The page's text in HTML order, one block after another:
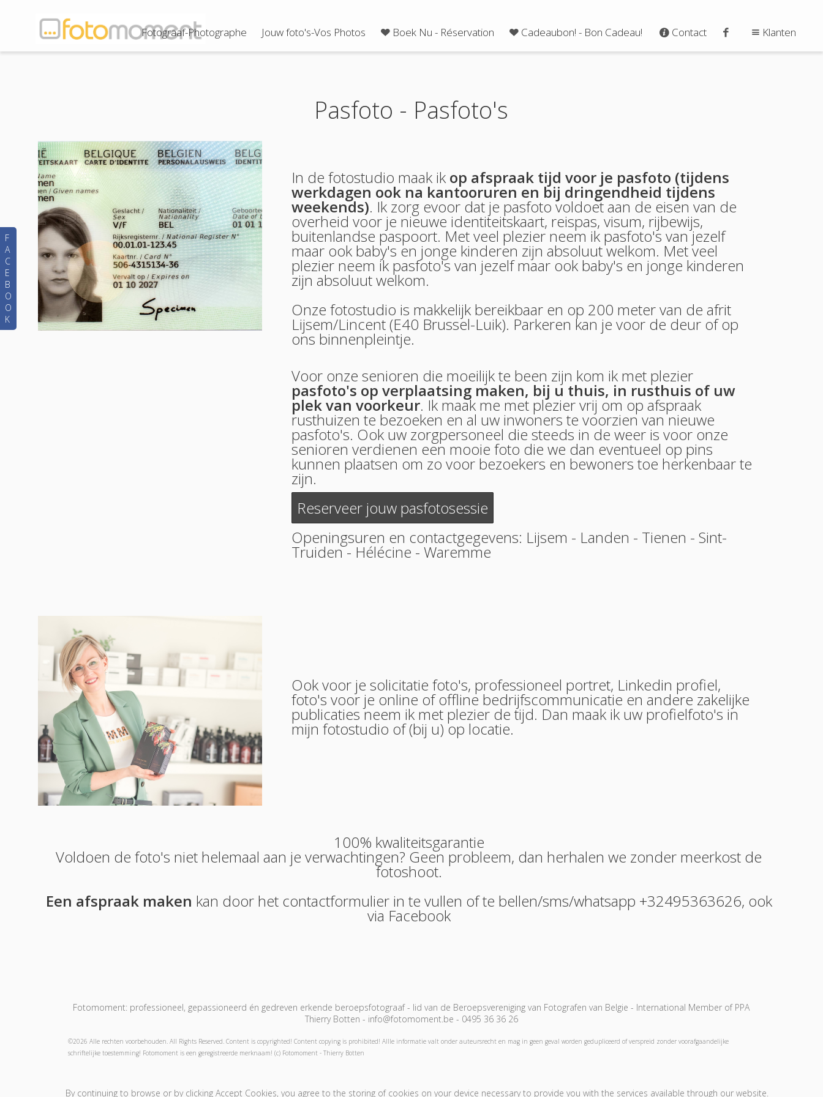
F
A
C
E
B
O
O
K
Fotograaf-Photographe Jouw foto's-Vos Photos Boek Nu - Réservation Cadeaubon! - Bon Cadeau! Contact Klanten
Pasfoto - Pasfoto's
In de fotostudio maak ik op afspraak tijd voor je pasfoto (tijdens
werkdagen ook na kantooruren en bij dringendheid tijdens
weekends). Ik zorg evoor dat je pasfoto voldoet aan de eisen van de
overheid voor je nieuwe identiteitskaart, reispas, visum, rijbewijs,
buitenlandse paspoort. Met veel plezier neem ik pasfoto's van jezelf
maar ook baby's en jonge kinderen zijn absoluut welkom. Met veel
plezier neem ik pasfoto's van jezelf maar ook baby's en jonge kinderen
zijn absoluut welkom.
Onze fotostudio is makkelijk bereikbaar en op 200 meter van de afrit
Lijsem/Lincent (E40 Brussel-Luik). Parkeren kan je voor de deur of op
ons binnenpleintje.
Voor onze senioren die moeilijk te been zijn kom ik met plezier
pasfoto's op verplaatsing maken, bij u thuis, in rusthuis of uw
plek van voorkeur. Ik maak me met plezier vrij om op afspraak
rusthuizen te bezoeken en al uw inwoners te voorzien van nieuwe
pasfoto's. Ook uw zorgpersoneel die steeds in de weer is voor onze
senioren verdienen een mooie foto die we dan eventueel op pins
kunnen plaatsen om zo voor bezoekers en bewoners toe herkenbaar te
zijn.
Reserveer jouw pasfotosessie
Openingsuren en contactgegevens: Lijsem - Landen - Tienen - Sint-
Truiden- Hélécine - Waremme
Ook voor je solicitatie foto's, professioneel portret, Linkedin profiel,
foto's voor je online of offline bedrijfscommunicatie en andere zakelijke
publicaties neem ik met plezier de tijd. Dan maak ik uw profielfoto's in
mijn fotostudio of (bij u) op locatie.
100% kwaliteitsgarantie
Voldoen de foto's niet helemaal aan je verwachtingen? Geen probleem, dan herhalen we zonder meerkost de
fotoshoot.
Een afspraak maken kan door het contactformulier in te vullen of te bellen/sms/whatsapp +32495363626, ook
via Facebook
Fotomoment: professioneel, gepassioneerd én gedreven erkende beroepsfotograaf - lid van de Beroepsvereniging van Fotografen van Belgie - International Member of PPA
Thierry Botten - info@fotomoment.be - 0495 36 36 26
©2026 Alle rechten voorbehouden. All Rights Reserved. Content is copyrighted! Content copying is prohibited! Allle informatie valt onder auteursrecht en mag in geen geval worden gedupliceerd of verspreid zonder voorafgaandelijke
schriftelijke toestemming! Fotomoment is een geregistreerde merknaam! (c) Fotomoment - Thierry Botten
Fotograaf-Photographe Jouw foto's-Vos Photos Boek Nu - Réservation Cadeaubon! - Bon Cadeau! Contact
By continuing to browse or by clicking Accept Cookies, you agree to the storing of cookies on your device necessary to provide you with the services available through our website.